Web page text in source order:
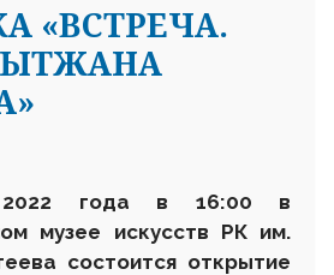
«ВСТРЕЧА.
2022 года в 16:00 в
музее искусств РК им.
состоится открытие